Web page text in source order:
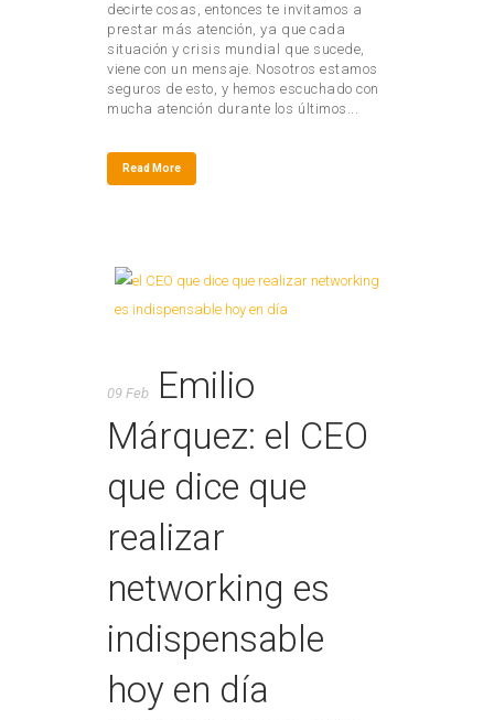
decirte cosas, entonces te invitamos a
prestar más atención, ya que cada
situación y crisis mundial que sucede,
viene con un mensaje. Nosotros estamos
seguros de esto, y hemos escuchado con
mucha atención durante los últimos...
Read More
09 Feb
Emilio
Márquez: el CEO
que dice que
realizar
networking es
indispensable
hoy en día